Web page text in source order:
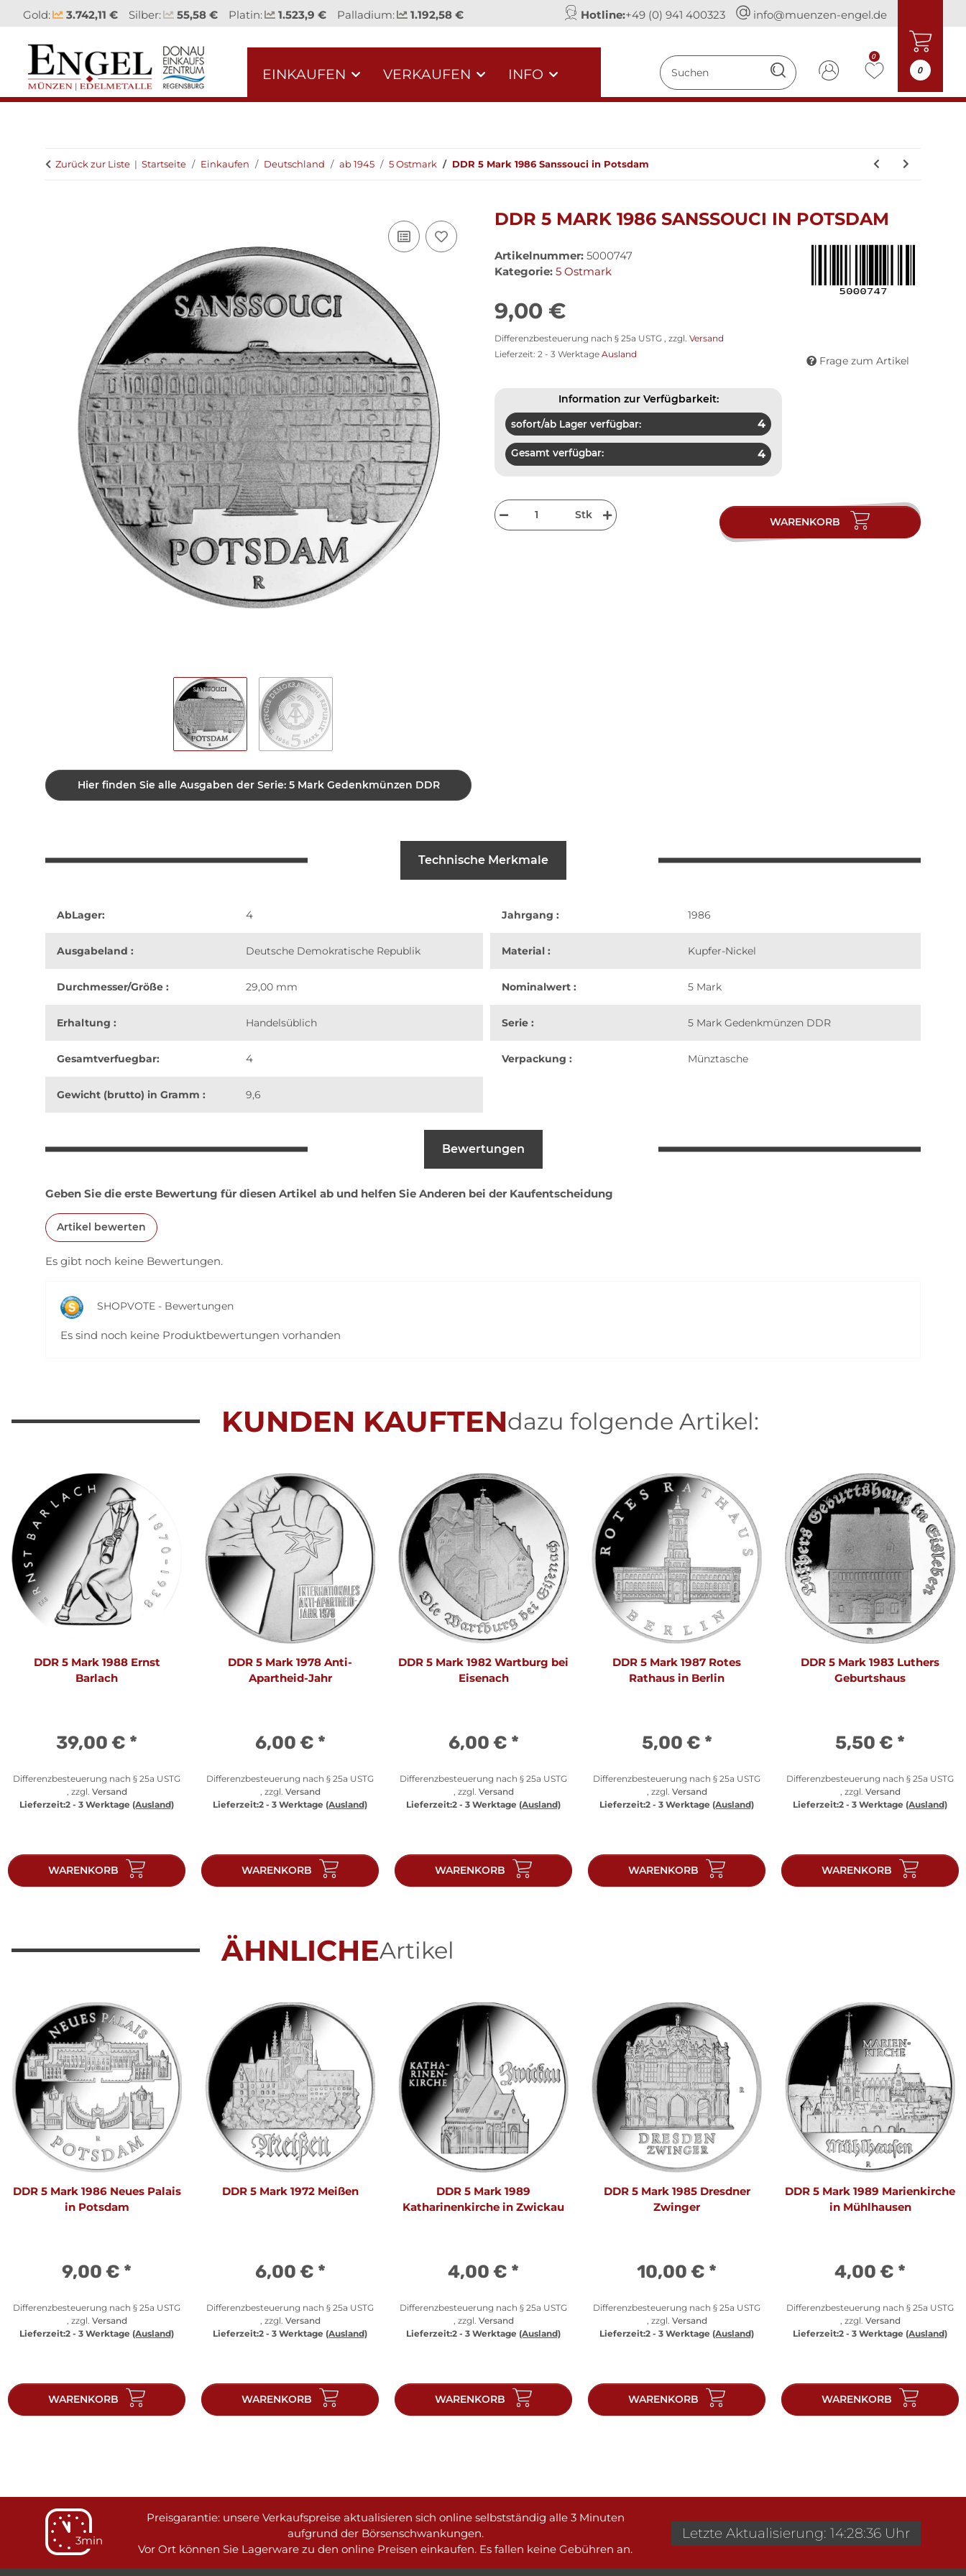
Gold: 3.742,11 € Silber: 55,58 € Platin: 1.523,9 € Palladium: 1.192,58 € Hotline:+49 (0) 941 400323 info@muenzen-engel.de
0
0
EINKAUFEN VERKAUFEN INFO
Zurück zur Liste Startseite Einkaufen Deutschland ab 1945 5 Ostmark DDR 5 Mark 1986 Sanssouci in Potsdam
Hier finden Sie alle Ausgaben der Serie: 5 Mark Gedenkmünzen DDR
DDR 5 MARK 1986 SANSSOUCI IN POTSDAM
Artikelnummer: 5000747
Kategorie: 5 Ostmark
9,00 €
Differenzbesteuerung nach § 25a USTG , zzgl. Versand
Lieferzeit: 2 - 3 Werktage Ausland
Frage zum Artikel
Information zur Verfügbarkeit:
sofort/ab Lager verfügbar: 4
Gesamt verfügbar: 4
Stk
WARENKORB
Technische Merkmale
AbLager: 4
Ausgabeland : Deutsche Demokratische Republik
Durchmesser/Größe : 29,00 mm
Erhaltung : Handelsüblich
Gesamtverfuegbar: 4
Gewicht (brutto) in Gramm : 9,6
Jahrgang : 1986
Material : Kupfer-Nickel
Nominalwert : 5 Mark
Serie : 5 Mark Gedenkmünzen DDR
Verpackung : Münztasche
Bewertungen
Geben Sie die erste Bewertung für diesen Artikel ab und helfen Sie Anderen bei der Kaufentscheidung
Artikel bewerten
Es gibt noch keine Bewertungen.
SHOPVOTE - Bewertungen
Es sind noch keine Produktbewertungen vorhanden
KUNDEN KAUFTENdazu folgende Artikel:
DDR 5 Mark 1988 Ernst
Barlach
39,00 € *
Differenzbesteuerung nach § 25a USTG
, zzgl. Versand
Lieferzeit:2 - 3 Werktage (Ausland)
WARENKORB
DDR 5 Mark 1978 Anti-
Apartheid-Jahr
6,00 € *
Differenzbesteuerung nach § 25a USTG
, zzgl. Versand
Lieferzeit:2 - 3 Werktage (Ausland)
WARENKORB
DDR 5 Mark 1982 Wartburg bei
Eisenach
6,00 € *
Differenzbesteuerung nach § 25a USTG
, zzgl. Versand
Lieferzeit:2 - 3 Werktage (Ausland)
WARENKORB
DDR 5 Mark 1987 Rotes
Rathaus in Berlin
5,00 € *
Differenzbesteuerung nach § 25a USTG
, zzgl. Versand
Lieferzeit:2 - 3 Werktage (Ausland)
WARENKORB
DDR 5 Mark 1983 Luthers
Geburtshaus
5,50 € *
Differenzbesteuerung nach § 25a USTG
, zzgl. Versand
Lieferzeit:2 - 3 Werktage (Ausland)
WARENKORB
ÄHNLICHEArtikel
DDR 5 Mark 1986 Neues Palais
in Potsdam
9,00 € *
Differenzbesteuerung nach § 25a USTG
, zzgl. Versand
Lieferzeit:2 - 3 Werktage (Ausland)
WARENKORB
DDR 5 Mark 1972 Meißen
6,00 € *
Differenzbesteuerung nach § 25a USTG
, zzgl. Versand
Lieferzeit:2 - 3 Werktage (Ausland)
WARENKORB
DDR 5 Mark 1989
Katharinenkirche in Zwickau
4,00 € *
Differenzbesteuerung nach § 25a USTG
, zzgl. Versand
Lieferzeit:2 - 3 Werktage (Ausland)
WARENKORB
DDR 5 Mark 1985 Dresdner
Zwinger
10,00 € *
Differenzbesteuerung nach § 25a USTG
, zzgl. Versand
Lieferzeit:2 - 3 Werktage (Ausland)
WARENKORB
DDR 5 Mark 1989 Marienkirche
in Mühlhausen
4,00 € *
Differenzbesteuerung nach § 25a USTG
, zzgl. Versand
Lieferzeit:2 - 3 Werktage (Ausland)
WARENKORB
3min
Preisgarantie: unsere Verkaufspreise aktualisieren sich online selbstständig alle 3 Minuten
aufgrund der Börsenschwankungen.
Vor Ort können Sie Lagerware zu den online Preisen einkaufen. Es fallen keine Gebühren an.
Letzte Aktualisierung: 14:28:36 Uhr